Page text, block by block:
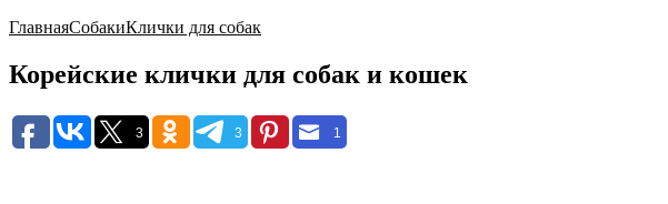
ГлавнаяСобакиКлички для собак
Корейские клички для собак и кошек
3 3 1